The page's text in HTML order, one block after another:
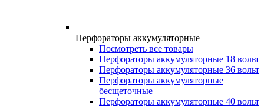
Перфораторы аккумуляторные
Посмотреть все товары
Перфораторы аккумуляторные 18 вольт
Перфораторы аккумуляторные 36 вольт
Перфораторы аккумуляторные
бесщеточные
Перфораторы аккумуляторные 40 вольт